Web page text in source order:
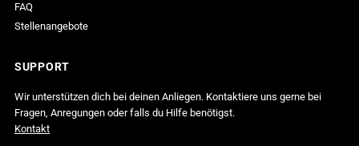
FAQ
Stellenangebote
SUPPORT
Wir unterstützen dich bei deinen Anliegen. Kontaktiere uns gerne bei
Fragen, Anregungen oder falls du Hilfe benötigst.
Kontakt